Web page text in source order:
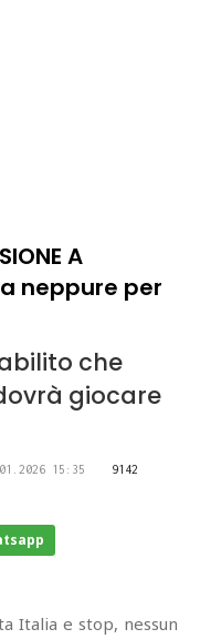
A
neppure per
che
giocare
15:35
9142
Italia e stop, nessun